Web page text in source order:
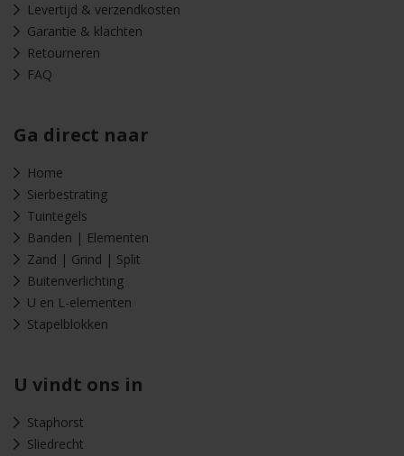
Levertijd & verzendkosten
Garantie & klachten
Retourneren
FAQ
Ga direct naar
Home
Sierbestrating
Tuintegels
Banden | Elementen
Zand | Grind | Split
Buitenverlichting
U en L-elementen
Stapelblokken
U vindt ons in
Staphorst
Sliedrecht